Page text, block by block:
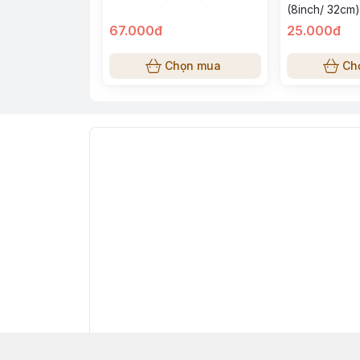
67.000đ
Chọn mua
(8inch/ 32cm)
25.000đ